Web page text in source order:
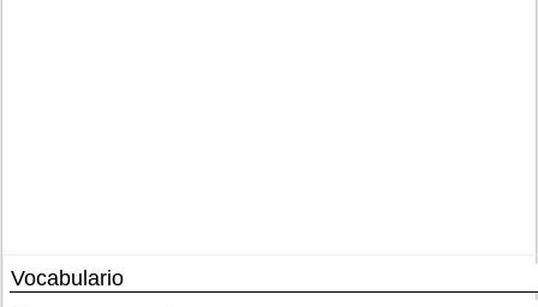
Vocabulario